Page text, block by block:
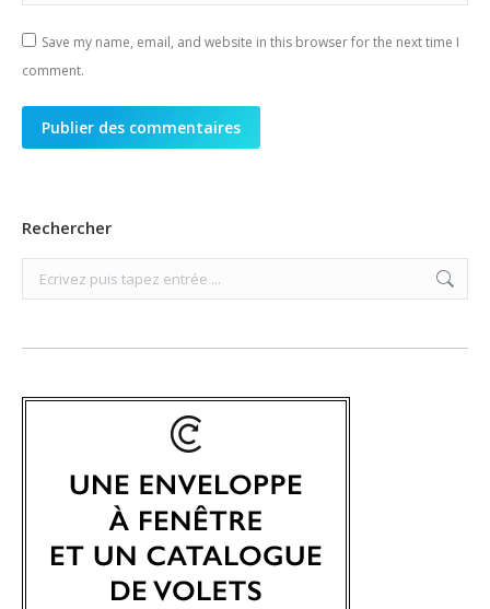
Save my name, email, and website in this browser for the next time I
comment.
Publier des commentaires
Rechercher
Search: